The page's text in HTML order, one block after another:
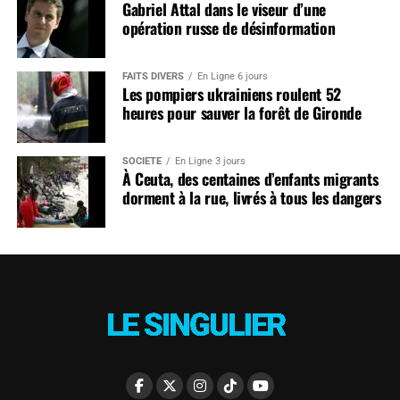
Gabriel Attal dans le viseur d’une
opération russe de désinformation
FAITS DIVERS En Ligne 6 jours
Les pompiers ukrainiens roulent 52
heures pour sauver la forêt de Gironde
SOCIÉTÉ En Ligne 3 jours
À Ceuta, des centaines d’enfants migrants
dorment à la rue, livrés à tous les dangers